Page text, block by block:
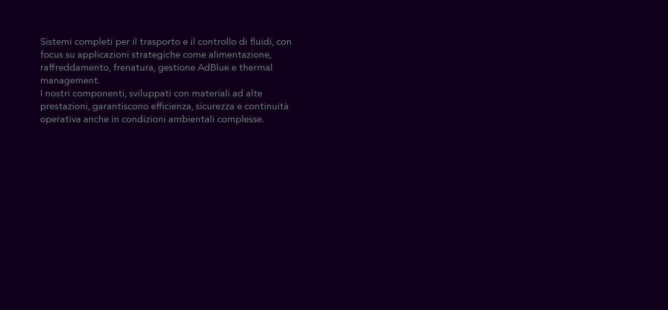
Sistemi completi per il trasporto e il controllo di fluidi, con
focus su applicazioni strategiche come alimentazione,
raffreddamento, frenatura, gestione AdBlue e thermal
management.
I nostri componenti, sviluppati con materiali ad alte
prestazioni, garantiscono efficienza, sicurezza e continuità
operativa anche in condizioni ambientali complesse.